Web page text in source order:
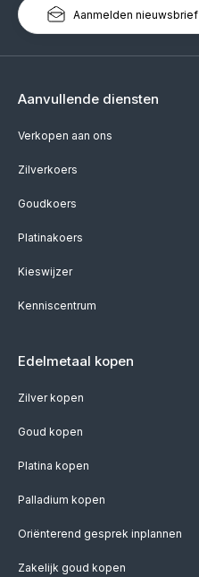
Aanmelden nieuwsbrief
Aanvullende diensten
Verkopen aan ons
Zilverkoers
Goudkoers
Platinakoers
Kieswijzer
Kenniscentrum
Edelmetaal kopen
Zilver kopen
Goud kopen
Platina kopen
Palladium kopen
Oriënterend gesprek inplannen
Zakelijk goud kopen